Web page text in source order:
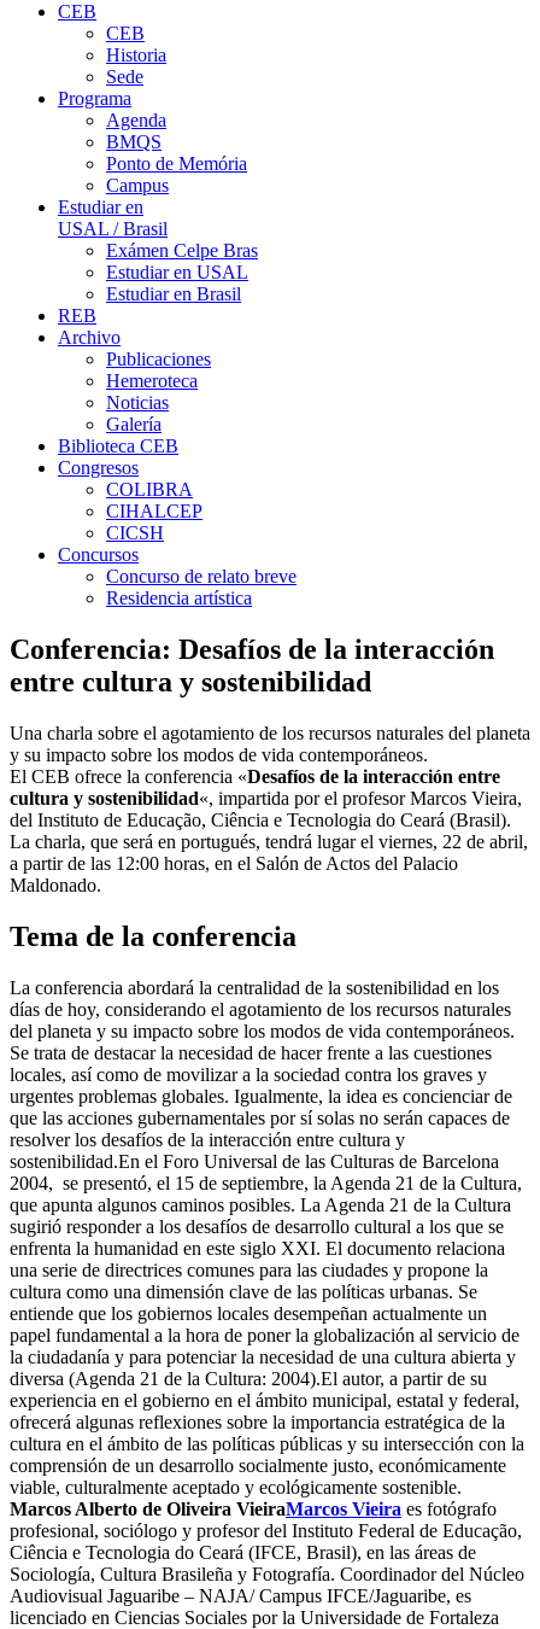
CEB
CEB
Historia
Sede
Programa
Agenda
BMQS
Ponto de Memória
Campus
Estudiar en
USAL / Brasil
Exámen Celpe Bras
Estudiar en USAL
Estudiar en Brasil
REB
Archivo
Publicaciones
Hemeroteca
Noticias
Galería
Biblioteca CEB
Congresos
COLIBRA
CIHALCEP
CICSH
Concursos
Concurso de relato breve
Residencia artística
Conferencia: Desafíos de la interacción
entre cultura y sostenibilidad
Una charla sobre el agotamiento de los recursos naturales del planeta
y su impacto sobre los modos de vida contemporáneos.
El CEB ofrece la conferencia «Desafíos de la interacción entre
cultura y sostenibilidad«, impartida por el profesor Marcos Vieira,
del Instituto de Educação, Ciência e Tecnologia do Ceará (Brasil).
La charla, que será en portugués, tendrá lugar el viernes, 22 de abril,
a partir de las 12:00 horas, en el Salón de Actos del Palacio
Maldonado.
Tema de la conferencia
La conferencia abordará la centralidad de la sostenibilidad en los
días de hoy, considerando el agotamiento de los recursos naturales
del planeta y su impacto sobre los modos de vida contemporáneos.
Se trata de destacar la necesidad de hacer frente a las cuestiones
locales, así como de movilizar a la sociedad contra los graves y
urgentes problemas globales. Igualmente, la idea es concienciar de
que las acciones gubernamentales por sí solas no serán capaces de
resolver los desafíos de la interacción entre cultura y
sostenibilidad.En el Foro Universal de las Culturas de Barcelona
2004, se presentó, el 15 de septiembre, la Agenda 21 de la Cultura,
que apunta algunos caminos posibles. La Agenda 21 de la Cultura
sugirió responder a los desafíos de desarrollo cultural a los que se
enfrenta la humanidad en este siglo XXI. El documento relaciona
una serie de directrices comunes para las ciudades y propone la
cultura como una dimensión clave de las políticas urbanas. Se
entiende que los gobiernos locales desempeñan actualmente un
papel fundamental a la hora de poner la globalización al servicio de
la ciudadanía y para potenciar la necesidad de una cultura abierta y
diversa (Agenda 21 de la Cultura: 2004).El autor, a partir de su
experiencia en el gobierno en el ámbito municipal, estatal y federal,
ofrecerá algunas reflexiones sobre la importancia estratégica de la
cultura en el ámbito de las políticas públicas y su intersección con la
comprensión de un desarrollo socialmente justo, económicamente
viable, culturalmente aceptado y ecológicamente sostenible.
Marcos Alberto de Oliveira VieiraMarcos Vieira es fotógrafo
profesional, sociólogo y profesor del Instituto Federal de Educação,
Ciência e Tecnologia do Ceará (IFCE, Brasil), en las áreas de
Sociología, Cultura Brasileña y Fotografía. Coordinador del Núcleo
Audiovisual Jaguaribe – NAJA/ Campus IFCE/Jaguaribe, es
licenciado en Ciencias Sociales por la Universidade de Fortaleza